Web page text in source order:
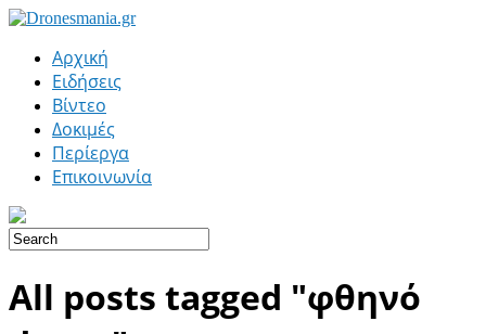
Αρχική
Ειδήσεις
Βίντεο
Δοκιμές
Περίεργα
Επικοινωνία
All posts tagged "φθηνό